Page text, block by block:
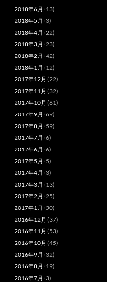
2018年6月 (13)
2018年5月 (3)
2018年4月 (22)
2018年3月 (23)
2018年2月 (42)
2018年1月 (12)
2017年12月 (22)
2017年11月 (32)
2017年10月 (61)
2017年9月 (69)
2017年8月 (59)
2017年7月 (6)
2017年6月 (6)
2017年5月 (5)
2017年4月 (3)
2017年3月 (13)
2017年2月 (25)
2017年1月 (50)
2016年12月 (37)
2016年11月 (53)
2016年10月 (45)
2016年9月 (32)
2016年8月 (19)
2016年7月 (3)